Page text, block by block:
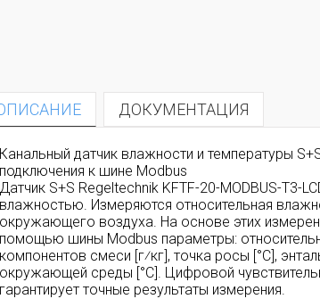
ДОКУМЕНТАЦИЯ
Канальный датчик влажности и температуры
подключения к шине Modbus
Датчик S+S Regeltechnik KFTF-20-MODBUS-T3-
влажностью. Измеряются относительная
окружающего воздуха. На основе этих
помощью шины Modbus параметры:
компонентов смеси [г⁄кг], точка росы [°C],
окружающей среды [°C]. Цифровой
гарантирует точные результаты измерения.